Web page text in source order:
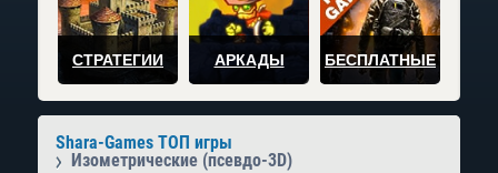
СТРАТЕГИИ АРКАДЫ БЕСПЛАТНЫЕ
Shara-Games ТОП игры
Изометрические (псевдо-3D)